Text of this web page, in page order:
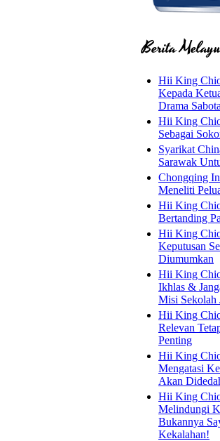
Berita
Hii King
Kepada
Drama
Hii King
Sebagai
Syarikat
Sarawak
Chongqing
Meneliti
Hii King
Bertanding
Hii King
Keputusan
Diumumkan
Hii King
Ikhlas &
Misi Sekolah
Hii King
Relevan
Penting
Hii King
Mengatasi
Akan
Hii King
Melindungi
Bukannya
Kekalahan!